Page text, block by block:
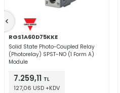
RGS1A60D75KKE
Solid State Photo-Coupled Relay
(Photorelay) SPST-NO (1 Form A)
Module
7.259,11 TL
127,06 USD +KDV